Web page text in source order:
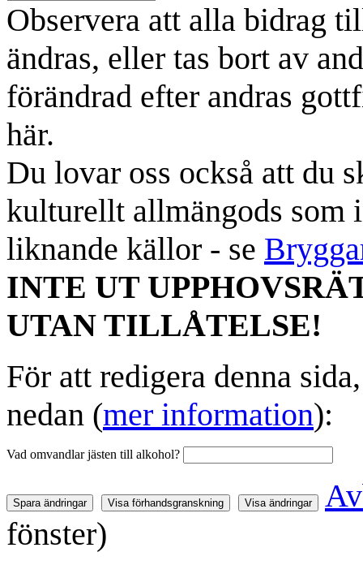
Observera att alla bidrag
ändras, eller tas bort av
förändrad efter andras
här.
Du lovar oss också att du
kulturellt allmängods som
liknande källor - se
INTE UT
UTAN TILLÅTELSE!
För att redigera denna
nedan (mer information):
Vad omvandlar jästen till alkohol?
fönster)